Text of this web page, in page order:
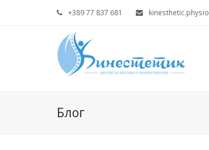
+389 77 837 681
Блог